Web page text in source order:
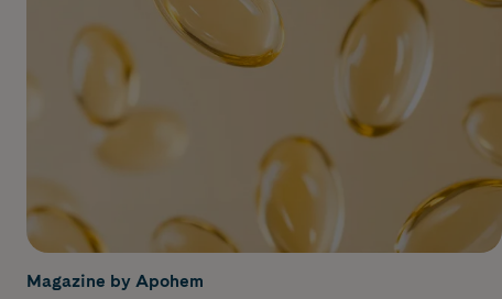
Magazine by Apohem